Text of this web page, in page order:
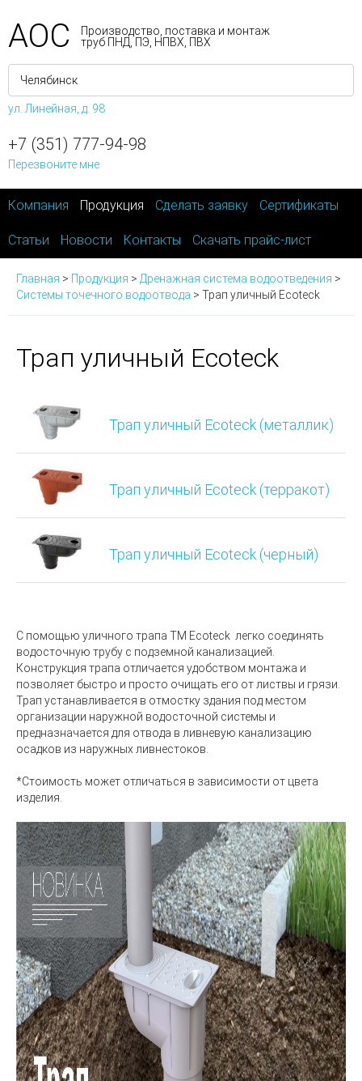
АОС
Производство, поставка и монтаж
труб ПНД, ПЭ, НПВХ, ПВХ
ул. Линейная, д. 98
+7 (351) 777-94-98
Перезвоните мне
Компания Продукция Сделать заявку Сертификаты
Статьи Новости Контакты Скачать прайс-лист
Главная > Продукция > Дренажная система водоотведения >
Системы точечного водоотвода > Трап уличный Ecoteck
Трап уличный Ecoteck
Трап уличный Ecoteck (металлик)
Трап уличный Ecoteck (терракот)
Трап уличный Ecoteck (черный)
С помощью уличного трапа TM Ecoteck легко соединять
водосточную трубу с подземной канализацией.
Конструкция трапа отличается удобством монтажа и
позволяет быстро и просто очищать его от листвы и грязи.
Трап устанавливается в отмостку здания под местом
организации наружной водосточной системы и
предназначается для отвода в ливневую канализацию
осадков из наружных ливнестоков.
*Стоимость может отличаться в зависимости от цвета
изделия.